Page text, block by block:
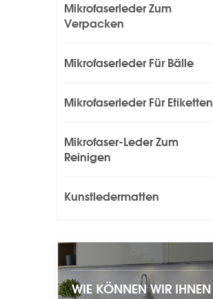
Mikrofaserleder Zum
Verpacken
Mikrofaserleder Für Bälle
Mikrofaserleder Für Etiketten
Mikrofaser-Leder Zum
Reinigen
Kunstledermatten
WIE KÖNNEN WIR IHNEN